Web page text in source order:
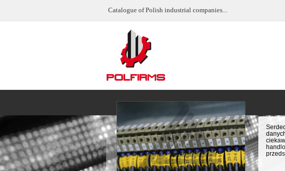
Catalogue of Polish industrial companies...